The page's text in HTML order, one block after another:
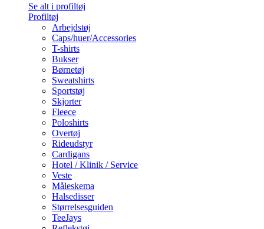
Se alt i profiltøj
Profiltøj
Arbejdstøj
Caps/huer/Accessories
T-shirts
Bukser
Børnetøj
Sweatshirts
Sportstøj
Skjorter
Fleece
Poloshirts
Overtøj
Rideudstyr
Cardigans
Hotel / Klinik / Service
Veste
Måleskema
Halsedisser
Størrelsesguiden
TeeJays